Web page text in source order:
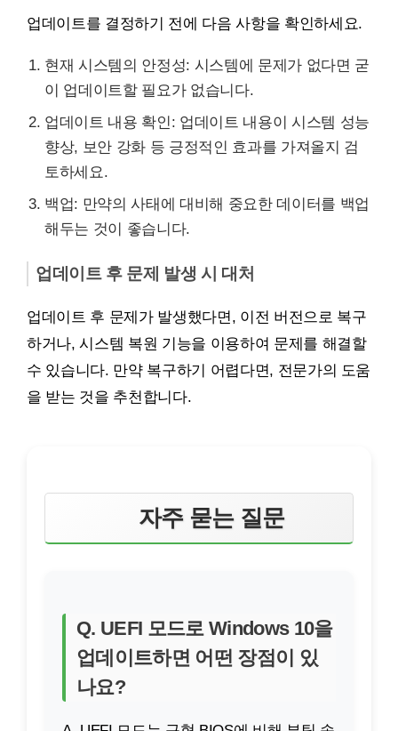
업데이트를 결정하기 전에 다음 사항을 확인하세요.
현재 시스템의 안정성: 시스템에 문제가 없다면 굳
이 업데이트할 필요가 없습니다.
업데이트 내용 확인: 업데이트 내용이 시스템 성능
향상, 보안 강화 등 긍정적인 효과를 가져올지 검
토하세요.
백업: 만약의 사태에 대비해 중요한 데이터를 백업
해두는 것이 좋습니다.
업데이트 후 문제 발생 시 대처
업데이트 후 문제가 발생했다면, 이전 버전으로 복구
하거나, 시스템 복원 기능을 이용하여 문제를 해결할
수 있습니다. 만약 복구하기 어렵다면, 전문가의 도움
을 받는 것을 추천합니다.
자주 묻는 질문
Q. UEFI 모드로 Windows 10을
업데이트하면 어떤 장점이 있
나요?